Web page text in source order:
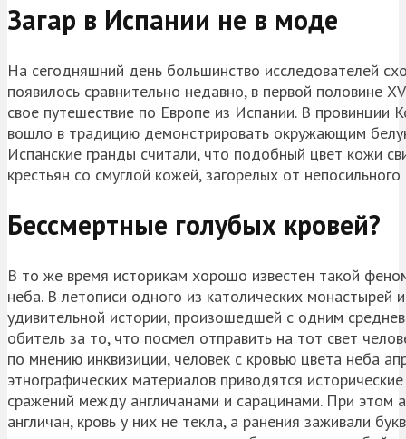
Загар в Испании не в моде
На сегодняшний день большинство исследователей
появилось сравнительно недавно, в первой половине
свое путешествие по Европе из Испании. В провинции
вошло в традицию демонстрировать окружающим
Испанские гранды считали, что подобный цвет кожи
крестьян со смуглой кожей, загорелых от
Бессмертные голубых кровей?
В то же время историкам хорошо известен такой
неба. В летописи одного из католических монастырей
удивительной истории, произошедшей с одним
обитель за то, что посмел отправить на тот свет
по мнению инквизиции, человек с кровью цвета неба
этнографических материалов приводятся
сражений между англичанами и сарацинами. При этом
англичан, кровь у них не текла, а ранения заживали